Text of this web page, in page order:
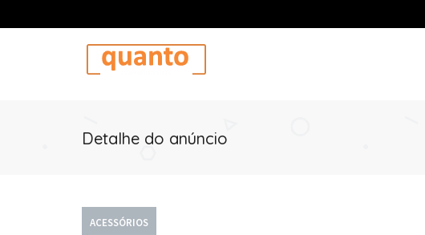
Detalhe do anúncio
ACESSÓRIOS